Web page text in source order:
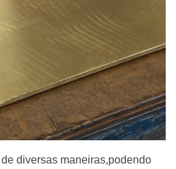
diversas maneiras,podendo